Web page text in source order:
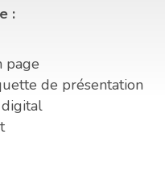
:
page
de présentation